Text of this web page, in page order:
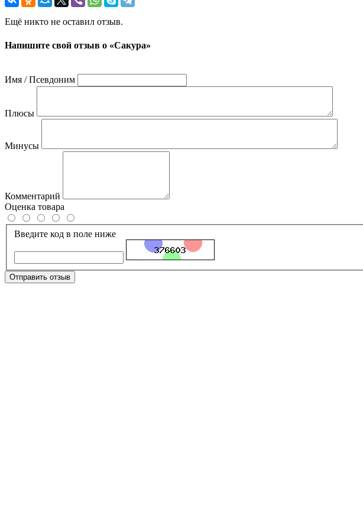
Ещё никто не оставил отзыв.
Напишите свой отзыв о «Сакура»
Имя / Псевдоним
Плюсы
Минусы
Комментарий
Оценка товара
Введите код в поле ниже
Отправить отзыв